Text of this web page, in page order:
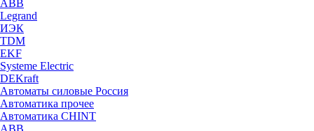
ABB
Legrand
ИЭК
TDM
EKF
Systeme Electric
DEKraft
Автоматы силовые Россия
Автоматика прочее
Автоматика CHINT
ABB